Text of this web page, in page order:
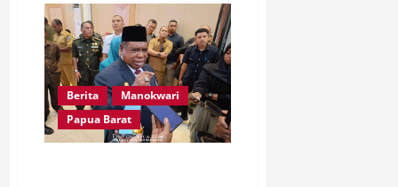
Soroti
Dampak
Inpres
Nomor
1
Tahun
2025
terhadap
Papua
Berita
Manokwari
Papua Barat